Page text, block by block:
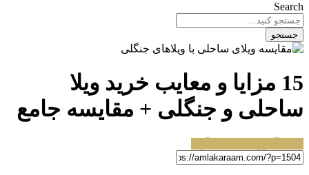
Search
جستجو
15 مزایا و معایب خرید ویلا
ساحلی و جنگلی + مقایسه جامع